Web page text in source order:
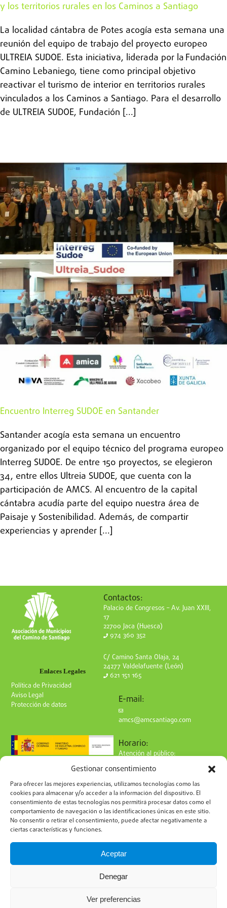
Gestionar consentimiento
Para ofrecer las mejores experiencias, utilizamos tecnologías como las
cookies para almacenar y/o acceder a la información del dispositivo. El
consentimiento de estas tecnologías nos permitirá procesar datos como el
comportamiento de navegación o las identificaciones únicas en este sitio.
No consentir o retirar el consentimiento, puede afectar negativamente a
ciertas características y funciones.
Aceptar
Denegar
Ver preferencias
y los territorios rurales en los Caminos a Santiago
La localidad cántabra de Potes acogía esta semana una
reunión del equipo de trabajo del proyecto europeo
ULTREIA SUDOE. Esta iniciativa, liderada por la Fundación
Camino Lebaniego, tiene como principal objetivo
reactivar el turismo de interior en territorios rurales
vinculados a los Caminos a Santiago. Para el desarrollo
de ULTREIA SUDOE, Fundación [...]
Encuentro Interreg SUDOE en Santander
Santander acogía esta semana un encuentro
organizado por el equipo técnico del programa europeo
Interreg SUDOE. De entre 150 proyectos, se elegieron
34, entre ellos Ultreia SUDOE, que cuenta con la
participación de AMCS. Al encuentro de la capital
cántabra acudía parte del equipo nuestra área de
Paisaje y Sostenibilidad. Además, de compartir
experiencias y aprender [...]
Enlaces Legales
Política de Privacidad
Aviso Legal
Protección de datos
Contactos:
Palacio de Congresos – Av. Juan XXIII,
17
22700 Jaca (Huesca)
974 360 352
C/ Camino Santa Olaja, 24
24277 Valdelafuente (León)
621 151 165
E-mail:
amcs@amcsantiago.com
Horario:
Atención al público:
de 9 a 15h
Síguenos en redes:
Suscríbete a nuestro boletín